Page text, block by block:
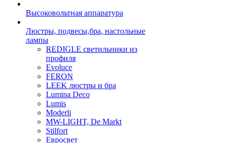
Высоковольтная аппаратура
Люстры, подвесы,бра, настольные
лампы
REDIGLE светильники из
профиля
Evoluce
FERON
LEEK люстры и бра
Lumina Deco
Lumis
Moderli
MW-LIGHT, De Markt
Stilfort
Евросвет